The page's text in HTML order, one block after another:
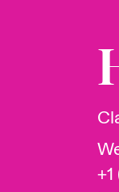
Quiénes
Ver más
Área de